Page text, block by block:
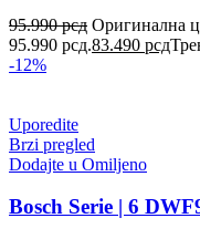
95.990рсд Оригинална
95.990 рсд.83.490 рсд
-12%
Uporedite
Brzi pregled
Dodajte u Omiljeno
Bosch Serie | 6